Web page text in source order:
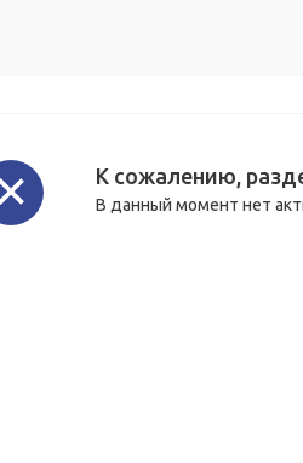
К сожалению,
В данный момент нет